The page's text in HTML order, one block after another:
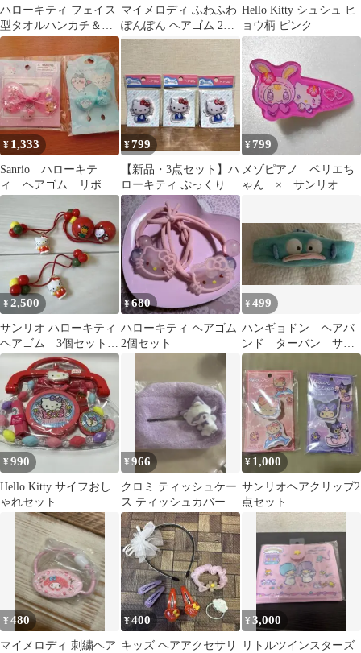
ハローキティ フェイス
型タオルハンカチ＆前
髪クリップ 2点セット
マイメロディ ふわふわ
ぽんぽん ヘアゴム 2個
セット
Hello Kitty シュシュ ヒ
ョウ柄 ピンク
¥ 1,333
Sanrio ハローキテ
ィ ヘアゴム リボ
ン シャカシャカ 新
品未開封 ちいかわ
¥799
【新品・3点セット】ハ
ローキティ ぷっくりっ
たい ヘアゴム サンリオ
レトロ
¥799
メゾピアノ ペリエち
ゃん × サンリオ
¥2,500
サンリオ ハローキティ
ヘアゴム 3個セット
レトロ レア
¥680
ハローキティ ヘアゴム
2個セット
¥499
ハンギョドン ヘアバ
ンド ターバン サン
リオ
¥990
Hello Kitty サイフおし
ゃれセット
¥966
クロミ ティッシュケー
ス ティッシュカバー
¥ 1,000
サンリオヘアクリップ2
点セット
¥480
マイメロディ 刺繍ヘア
¥400
キッズ ヘアアクセサリ
¥3,000
リトルツインスターズ